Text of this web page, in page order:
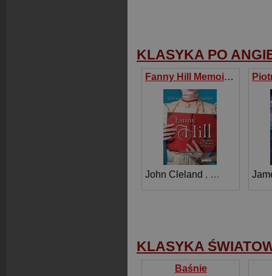
KLASYKA PO
Fanny Hill Memoirs of a Woman of Pleasure Wspomnienia kurtyzany w wersji do nauki angielskiego
John Cleland , Marta Fihel,
KLASYKA
Baśnie